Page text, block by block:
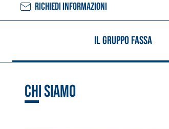
Richiedi informazioni
Il Gruppo Fassa
Chi siamo